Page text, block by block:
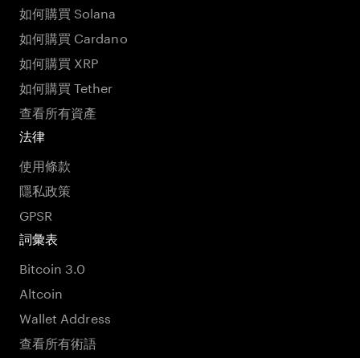
如何購買 Solana
如何購買 Cardano
如何購買 XRP
如何購買 Tether
查看所有資產
法律
使用條款
隱私政策
GPSR
詞彙表
Bitcoin 3.0
Altcoin
Wallet Address
查看所有術語